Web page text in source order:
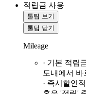
적립금 사용
툴팁 보기
툴팁 닫기
Mileage
· 기본 적립
도내에서
· 즉시할인